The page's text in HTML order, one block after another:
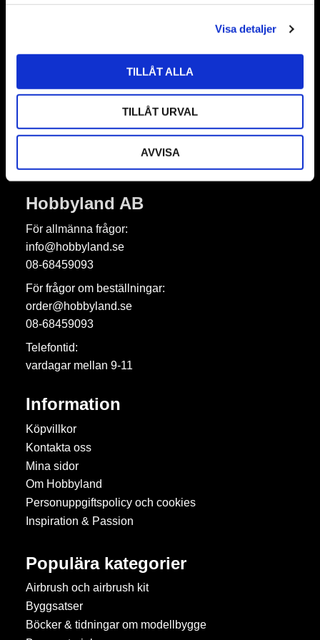
Visa detaljer
TILLÅT ALLA
TILLÅT URVAL
AVVISA
Prenumerera
Dina personuppgifter behandlas i enlighet med vårintegritetspolicy.
Hobbyland AB
För allmänna frågor:
info@hobbyland.se
08-68459093
För frågor om beställningar:
order@hobbyland.se
08-68459093
Telefontid:
vardagar mellan 9-11
Information
Köpvillkor
Kontakta oss
Mina sidor
Om Hobbyland
Personuppgiftspolicy och cookies
Inspiration & Passion
Populära kategorier
Airbrush och airbrush kit
Byggsatser
Böcker & tidningar om modellbygge